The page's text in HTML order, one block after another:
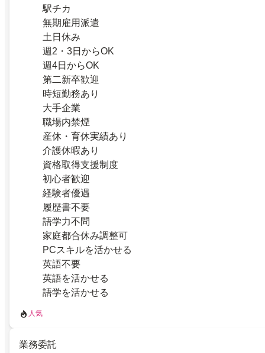
駅チカ
無期雇用派遣
土日休み
週2・3日からOK
週4日からOK
第二新卒歓迎
時短勤務あり
大手企業
職場内禁煙
産休・育休実績あり
介護休暇あり
資格取得支援制度
初心者歓迎
経験者優遇
履歴書不要
語学力不問
家庭都合休み調整可
PCスキルを活かせる
英語不要
英語を活かせる
語学を活かせる
人気
業務委託